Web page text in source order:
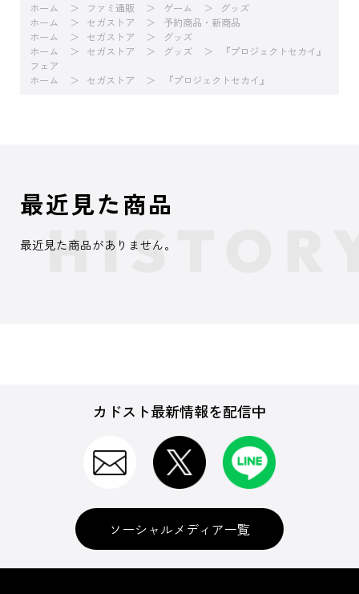
ホーム ファミ通販 ゲーム
グッズ
ホーム
セガストア
予約商品・新商品
ホーム
セガストア
グッズ
ホーム
セガストア グッズ
『プロジェクトセカイ』
フェア
ホーム
セガストア 『プロジェクトセカイ』
最近見た商品
最近見た商品がありません。
カドスト最新情報を配信中
ソーシャルメディア一覧